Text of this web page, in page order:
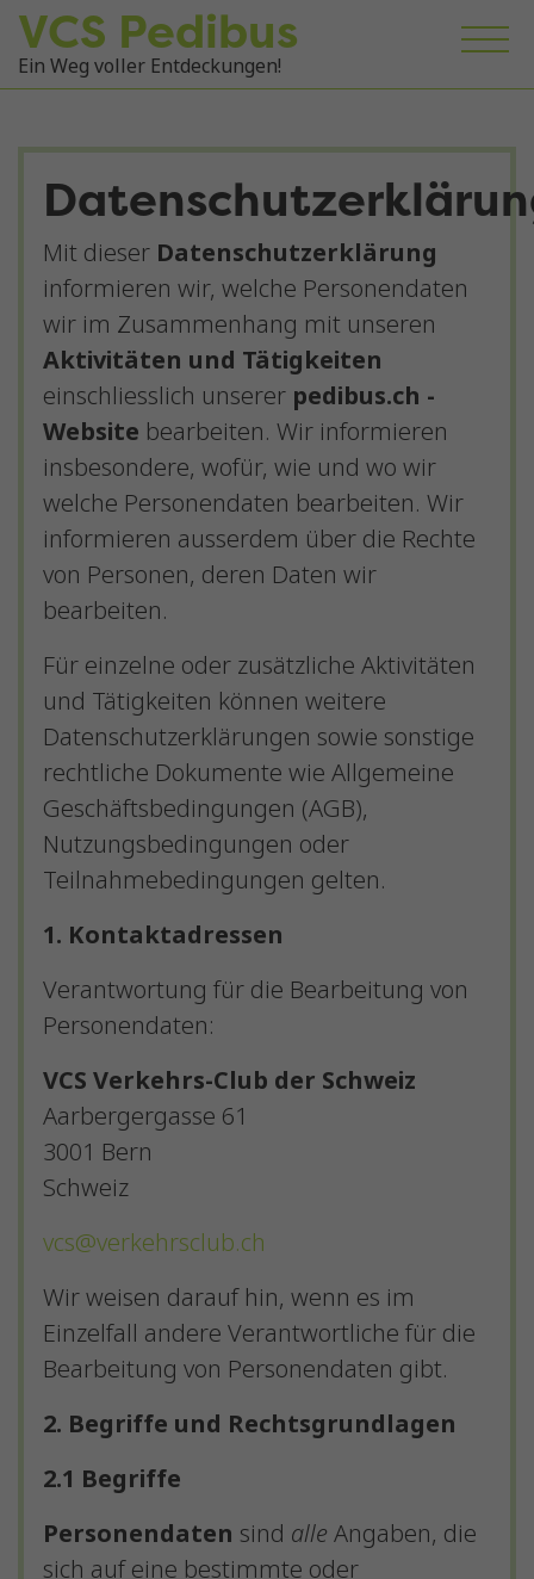
VCS Pedibus
Ein Weg voller Entdeckungen!
Mit dieser Datenschutzerklärung
informieren wir, welche Personendaten
wir im Zusammenhang mit unseren
Aktivitäten und Tätigkeiten
einschliesslich unserer pedibus.ch -
Website bearbeiten. Wir informieren
insbesondere, wofür, wie und wo wir
welche Personendaten bearbeiten. Wir
informieren ausserdem über die Rechte
von Personen, deren Daten wir
bearbeiten.
Für einzelne oder zusätzliche Aktivitäten
und Tätigkeiten können weitere
Datenschutzerklärungen sowie sonstige
rechtliche Dokumente wie Allgemeine
Geschäftsbedingungen (AGB),
Nutzungsbedingungen oder
Teilnahmebedingungen gelten.
1. Kontaktadressen
Verantwortung für die Bearbeitung von
Personendaten:
VCS Verkehrs-Club der Schweiz
Aarbergergasse 61
3001 Bern
Schweiz
vcs@verkehrsclub.ch
Wir weisen darauf hin, wenn es im
Einzelfall andere Verantwortliche für die
Bearbeitung von Personendaten gibt.
2. Begriffe und Rechtsgrundlagen
2.1 Begriffe
Personendaten sind alle Angaben, die
sich auf eine bestimmte oder